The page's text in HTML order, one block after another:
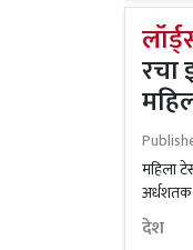
रचा
महिला
अर्धशतक
देश